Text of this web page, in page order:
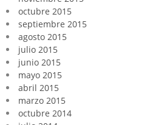
octubre 2015
septiembre 2015
agosto 2015
julio 2015
junio 2015
mayo 2015
abril 2015
marzo 2015
octubre 2014